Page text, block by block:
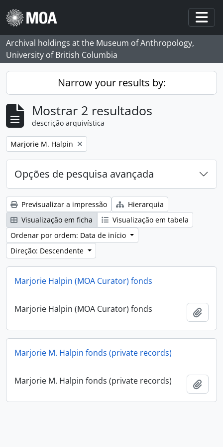
Skip to main content
Archival holdings at the Museum of Anthropology,
University of British Columbia
Narrow your results by:
Mostrar 2 resultados
descrição arquivística
Remove filter:
Marjorie M. Halpin
Opções de pesquisa avançada
Previsualizar a impressão
Hierarquia
Visualização em ficha
Visualização em tabela
Ordenar por ordem: Data de início
Direção: Descendente
Marjorie Halpin (MOA Curator) fonds
Marjorie Halpin (MOA Curator) fonds
Marjorie M. Halpin fonds (private records)
Marjorie M. Halpin fonds (private records)